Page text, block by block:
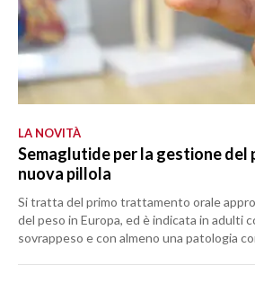
LA NOVITÀ
Semaglutide per la gestione del
nuova pillola
Si tratta del primo trattamento orale
del peso in Europa, ed è indicata in adulti
sovrappeso e con almeno una patologia